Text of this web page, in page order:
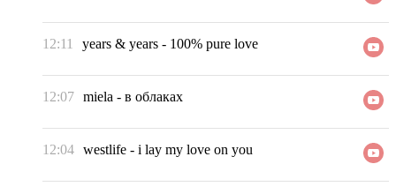
12:11 years & years - 100% pure love
12:07 miela - в облаках
12:04 westlife - i lay my love on you